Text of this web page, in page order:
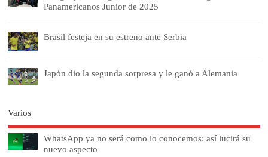
Panamericanos Junior de 2025
Brasil festeja en su estreno ante Serbia
Japón dio la segunda sorpresa y le ganó a Alemania
Varios
WhatsApp ya no será como lo conocemos: así lucirá su
nuevo aspecto